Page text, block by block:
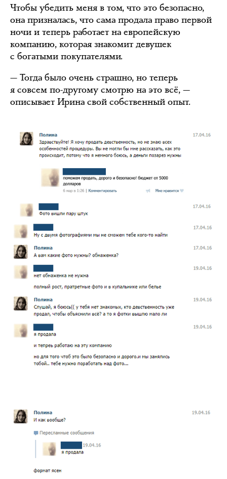
Чтобы убедить меня в том, что это безопасно,
она призналась, что сама продала право первой
ночи и теперь работает на европейскую
компанию, которая знакомит девушек
с богатыми покупателями.
— Тогда было очень страшно, но теперь
я совсем по-другому смотрю на это всё, —
описывает Ирина свой собственный опыт.